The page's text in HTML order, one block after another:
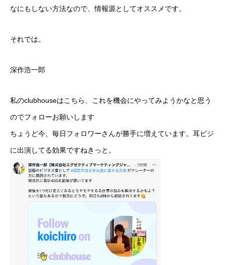
なにもしない方法なので、情報源としてオススメです。
それでは。
深作浩一郎
私のclubhouseはこちら、これを機会にやってみようかなと思う
のでフォローお願いします
ちょうど今、毎日フォロワーさんが勝手に増えています。耳ビジ
に出演してる効果ですねきっと。